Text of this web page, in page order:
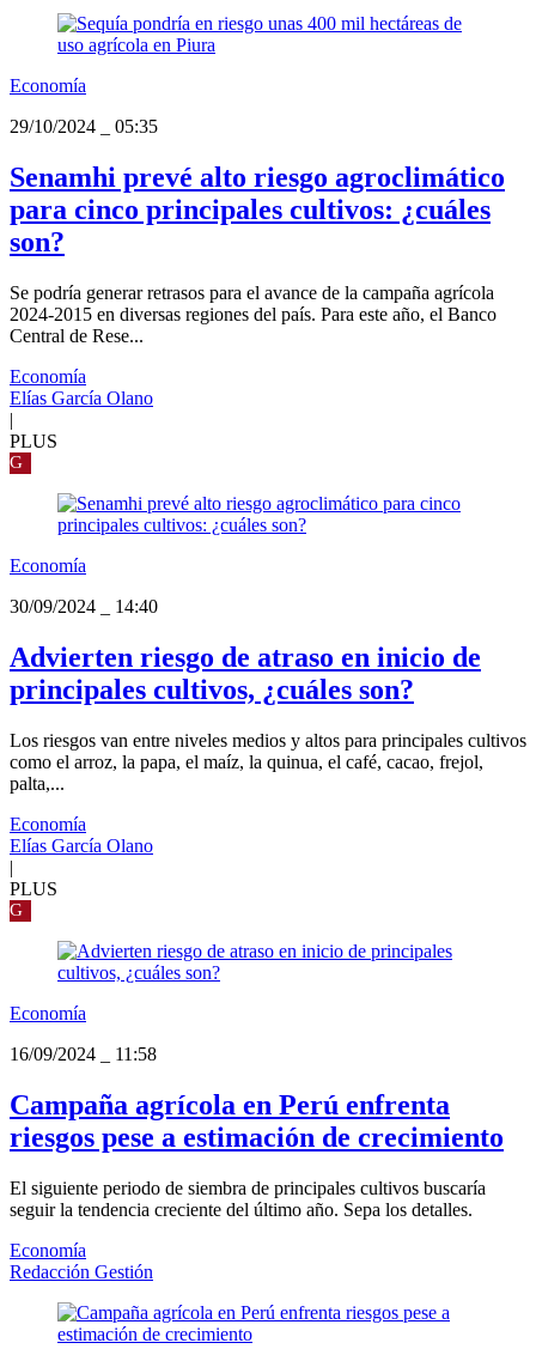
Economía
29/10/2024
05:35
Senamhi prevé alto riesgo agroclimático
para cinco principales cultivos: ¿cuáles
son?
Se podría generar retrasos para el avance de la campaña agrícola
2024-2015 en diversas regiones del país. Para este año, el Banco
Central de Rese...
Economía
Elías García Olano
|
PLUS
G
Economía
30/09/2024
14:40
Advierten riesgo de atraso en inicio de
principales cultivos, ¿cuáles son?
Los riesgos van entre niveles medios y altos para principales cultivos
como el arroz, la papa, el maíz, la quinua, el café, cacao, frejol,
palta,...
Economía
Elías García Olano
|
PLUS
G
Economía
16/09/2024
11:58
Campaña agrícola en Perú enfrenta
riesgos pese a estimación de crecimiento
El siguiente periodo de siembra de principales cultivos buscaría
seguir la tendencia creciente del último año. Sepa los detalles.
Economía
Redacción Gestión